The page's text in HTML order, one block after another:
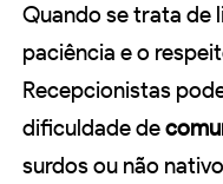
Quando se trata de
paciência e o
Recepcionistas
dificuldade de
surdos ou não